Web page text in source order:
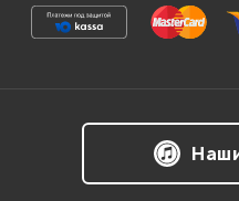
Ваша оценка: